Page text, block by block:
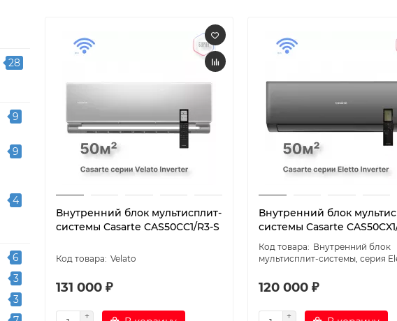
28
9
9
4
6
6
3
3
Внутренний блок мультисплит-
системы Casarte CAS50CC1/R3-S
Velato
131 000 ₽
Внутренний блок
системы Casarte
Внутренний блок
мультисплит-системы, серия
120 000 ₽